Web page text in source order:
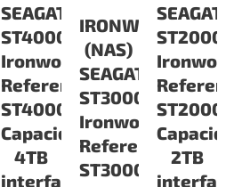
SEAGATE
ST4000VN008
Ironwolf
Referencia:
ST4000VN008
Capacidad:
4TB
interface
IRONWOLF
(NAS)
SEAGATE
ST3000VN007
Ironwolf
Referencia:
ST3000VN007
2TB